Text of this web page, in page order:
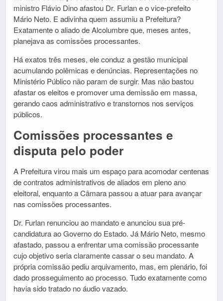
ministro Flávio Dino afastou Dr. Furlan e o vice-prefeito
Mário Neto. E adivinha quem assumiu a Prefeitura?
Exatamente o aliado de Alcolumbre que, meses antes,
planejava as comissões processantes.
Há exatos três meses, ele conduz a gestão municipal
acumulando polêmicas e denúncias. Representações no
Ministério Público não param de surgir. Mas não bastou
afastar os eleitos e promover uma demissão em massa,
gerando caos administrativo e transtornos nos serviços
públicos.
Comissões processantes e
disputa pelo poder
A Prefeitura virou mais um espaço para acomodar centenas
de contratos administrativos de aliados em pleno ano
eleitoral, enquanto a Câmara passou a atuar para avançar
nas comissões processantes.
Dr. Furlan renunciou ao mandato e anunciou sua pré-
candidatura ao Governo do Estado. Já Mário Neto, mesmo
afastado, passou a enfrentar uma comissão processante
cujo objetivo seria claramente cassar o seu mandato. A
própria comissão pediu arquivamento, mas, em plenário, foi
dado prosseguimento ao processo. Tudo exatamente como
havia sido tratado no áudio vazado.